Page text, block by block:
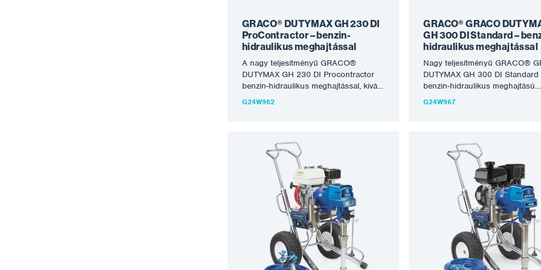
GRACO® DUTYMAX GH 230 DI
ProContractor – benzin-
hidraulikus meghajtással
A nagy teljesítményű GRACO®
DUTYMAX GH 230 DI Procontractor
benzin-hidraulikus meghajtással, kiváló
minőségű technológiájával a
benzinmotoros hajtással és
hidraulikus erőátvitellel a termelékeny,
nagy igénybevételű alkalmazásokhoz.
Ezenkívül a legkisebb modell lehetővé
teszi a villanymotor/benzinmotor
meghajtás gyors cseréjét. A
készülékek ideálisak a közepes és
nagy volumenű, egy vagy több
pisztolyt használó, termelékeny
munkákhoz, és hosszabb tömlők
csatlakoztatására is alkalmasak.
G24W962
GRACO® GRACO
GH 300 DI Standard –
hidraulikus meghajtással
Nagy teljesítményű GRACO®
DUTYMAX GH 300 DI Standard
benzin-hidraulikus meghajtású
permetező berendezés, amely
Alkalmas közepes és nagyobb
munkákhoz, rendszeresen
léptékű, termelékeny
színpermetezéshez, különösen
tűzálló, bevonó, kiegyenlítő és
szigetelő anyagok feldolgozására,
acélszerkezetek, tartályok tűzálló
korróziógátló permetezésére,
betonszerkezetek, hidak, tetők
rehabilitációjára, valamennyi
homlokzati munkára. A Honda
G24W967